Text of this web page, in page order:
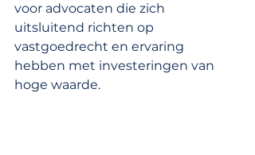
voor advocaten die zich
uitsluitend richten op
vastgoedrecht en ervaring
hebben met investeringen van
hoge waarde.